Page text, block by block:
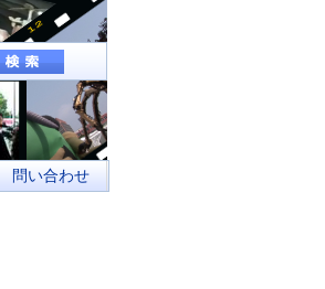
ットワーク化
問い合わせ